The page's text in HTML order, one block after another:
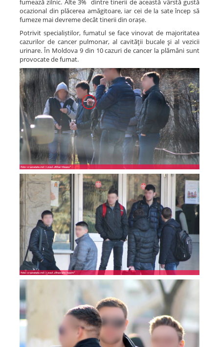
fumează zilnic. Alte 3% dintre tinerii de această vârstă gustă
ocazional din plăcerea amăgitoare, iar cei de la sate încep să
fumeze mai devreme decât tinerii din orașe.
Potrivit specialiștilor, fumatul se face vinovat de majoritatea
cazurilor de cancer pulmonar, al cavităţii bucale şi al vezicii
urinare. În Moldova 9 din 10 cazuri de cancer la plămâni sunt
provocate de fumat.